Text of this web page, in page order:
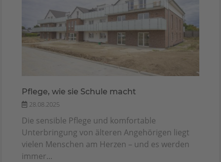
Pflege, wie sie Schule macht
28.08.2025
Die sensible Pflege und komfortable
Unterbringung von älteren Angehörigen liegt
vielen Menschen am Herzen – und es werden
immer...